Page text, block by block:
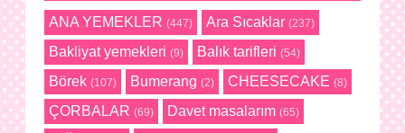
ANA YEMEKLER (447) Ara Sıcaklar (237)
Bakliyat yemekleri (9) Balık tarifleri (54)
Börek (107) Bumerang (2) CHEESECAKE (8)
ÇORBALAR (69) Davet masalarım (65)